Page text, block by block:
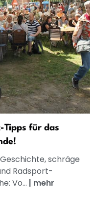
Tipps für das
schräge
Radsport-
Vo... | mehr